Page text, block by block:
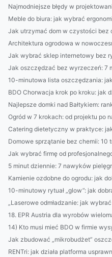
Najmodniejsze błędy w
Meble do biura: jak wybrać
Jak utrzymać dom w czystości bez
Architektura ogrodowa w
Jak wybrać sklep internetowy bez
Jak oszczędzać bez wyrzeczeń: 7
10-minutowa lista oszczędzania:
BDO Chorwacja krok po kroku: jak
Najlepsze domki nad Bałtykiem:
Ogród w 7 krokach: od projektu po
Catering dietetyczny w praktyce:
Domowe sprzątanie bez chemii: 10
Jak wybrać firmę od
5 minut dziennie: 7 nawyków
Kamienie ozdobne do ogrodu: jak
10-minutowy rytuał „glow”: jak
„Laserowe odmładzanie: jak
18. EPR Austria dla wyrobów
14) Kto musi mieć BDO w firmie
Jak zbudować „mikrobudżet”
RENTri: jak działa platforma